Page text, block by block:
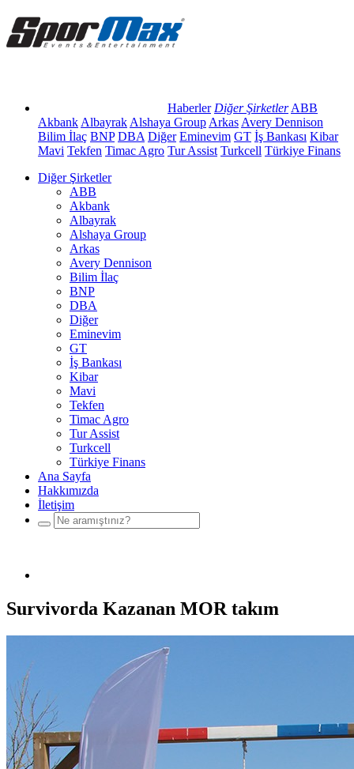
Haberler Diğer Şirketler ABB
Akbank Albayrak Alshaya Group Arkas Avery Dennison
Bilim İlaç BNP DBA Diğer Eminevim GT İş Bankası Kibar
Mavi Tekfen Timac Agro Tur Assist Turkcell Türkiye Finans
Diğer Şirketler
ABB
Akbank
Albayrak
Alshaya Group
Arkas
Avery Dennison
Bilim İlaç
BNP
DBA
Diğer
Eminevim
GT
İş Bankası
Kibar
Mavi
Tekfen
Timac Agro
Tur Assist
Turkcell
Türkiye Finans
Ana Sayfa
Hakkımızda
İletişim
Survivorda Kazanan MOR takım